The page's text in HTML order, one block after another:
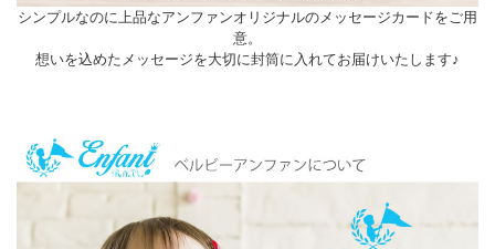
シンプルなのに上品なアンファンオリジナルのメッセージカードをご用
意。
想いを込めたメッセージを大切に封筒に入れてお届けいたします♪